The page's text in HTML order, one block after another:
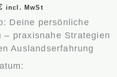
incl. MwSt
Deine persönliche
– praxisnahe Strategien
Auslandserfahrung
auf.
Die
Optionen